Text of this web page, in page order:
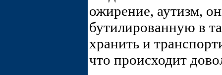
ожирение, аутизм,
бутилированную в
хранить и
что происходит